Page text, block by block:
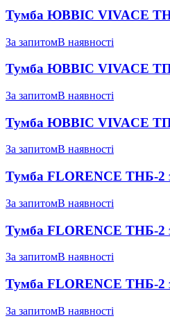
Тумба ЮВВІС VIVACE
За запитомВ наявності
Тумба ЮВВІС VIVACE
За запитомВ наявності
Тумба ЮВВІС VIVACE
За запитомВ наявності
Тумба FLORENCE ТНБ-2
За запитомВ наявності
Тумба FLORENCE ТНБ-2
За запитомВ наявності
Тумба FLORENCE ТНБ-2
За запитомВ наявності